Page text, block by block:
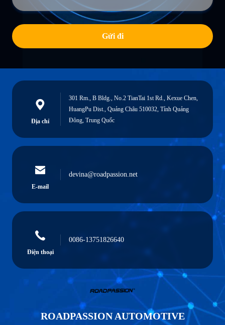
Gửi đi
Địa chỉ
301 Rm., B Bldg., No.2 TianTai 1st Rd., Kexue Chen,
HuangPu Dist., Quảng Châu 510032, Tỉnh Quảng
Đông, Trung Quốc
E-mail
devina@roadpassion.net
Điện thoại
0086-13751826640
ROADPASSION AUTOMOTIVE